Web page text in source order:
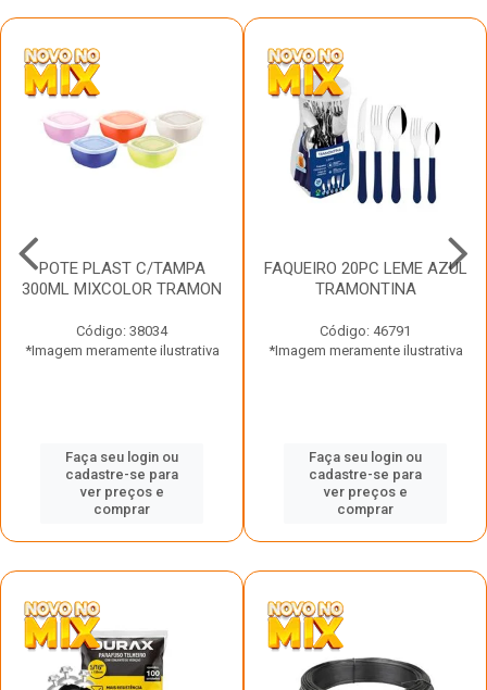
POTE PLAST C/TAMPA
300ML MIXCOLOR TRAMON
Código: 38034
*Imagem meramente ilustrativa
Faça seu login ou
cadastre-se para
ver preços e
comprar
FAQUEIRO 20PC LEME AZUL
TRAMONTINA
Código: 46791
*Imagem meramente ilustrativa
Faça seu login ou
cadastre-se para
ver preços e
comprar